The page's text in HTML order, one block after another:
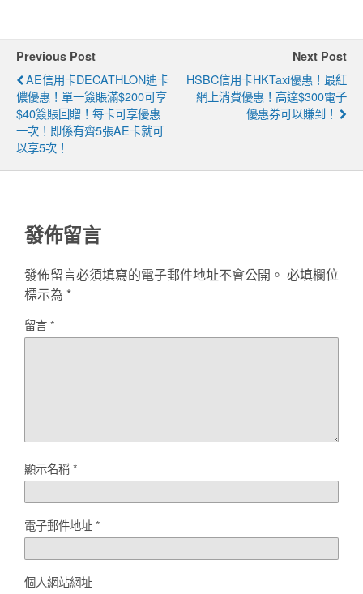
Previous Post
AE信用卡DECATHLON迪卡
儂優惠！單一簽賬滿$200可享
$40簽賬回贈！每卡可享優惠
一次！即係有齊5張AE卡就可
以享5次！
Next Post
HSBC信用卡HKTaxi優惠！最紅
網上消費優惠！高達$300電子
優惠券可以賺到！
發佈留言
發佈留言必須填寫的電子郵件地址不會公開。 必填欄位
標示為 *
留言*
顯示名稱*
電子郵件地址*
個人網站網址